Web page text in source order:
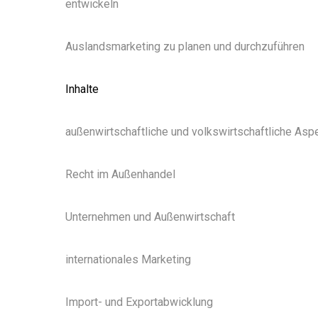
entwickeln
Auslandsmarketing zu planen und durchzuführen
Inhalte
außenwirtschaftliche und volkswirtschaftliche
Recht im Außenhandel
Unternehmen und Außenwirtschaft
internationales Marketing
Import- und Exportabwicklung